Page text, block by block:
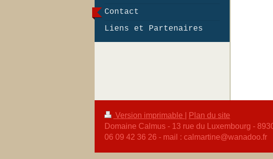
Contact
Liens et Partenaires
Version imprimable
Plan du site
Domaine Calmus - 13 rue du Luxembourg -
06 09 42 36 26 - mail : calmartine@wanadoo.fr